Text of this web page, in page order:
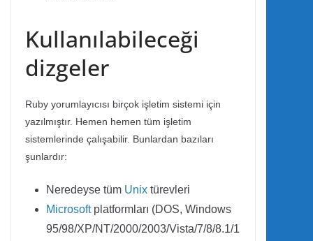
Kullanılabileceği
dizgeler
Ruby yorumlayıcısı birçok işletim sistemi için
yazılmıştır. Hemen hemen tüm işletim
sistemlerinde çalışabilir. Bunlardan bazıları
şunlardır:
Neredeyse tüm Unix türevleri
Microsoftplatformları (DOS, Windows
95/98/XP/NT/2000/2003/Vista/7/8/8.1/1